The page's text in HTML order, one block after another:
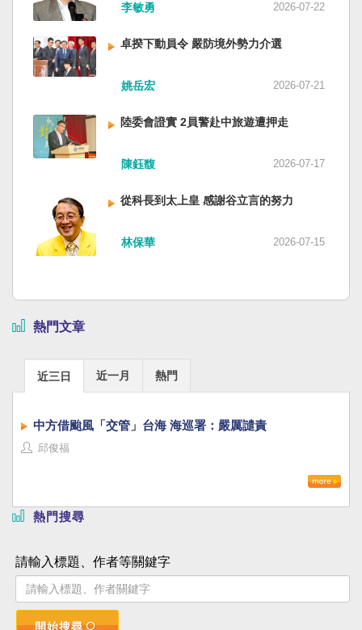
李敏勇 2026-07-22
卓揆下動員令 嚴防境外勢力介選
姚岳宏 2026-07-21
陸委會證實 2員警赴中旅遊遭押走
陳鈺馥 2026-07-17
從科長到太上皇 感謝谷立言的努力
林保華 2026-07-15
熱門文章
近三日 近一月 熱門
中方借颱風「交管」台海 海巡署：嚴厲譴責
邱俊福
熱門搜尋
請輸入標題、作者等關鍵字
開始搜尋